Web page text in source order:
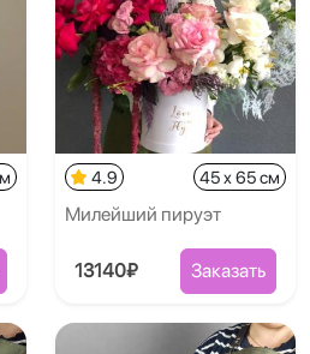
4.9 45 x 65 см
Милейший пируэт
13140₽ Заказать